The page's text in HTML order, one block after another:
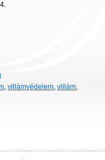
, villámvédelem, villám,